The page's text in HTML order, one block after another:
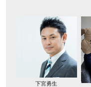
下宮勇生